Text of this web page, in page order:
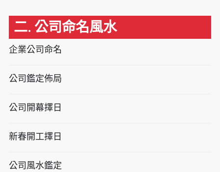
二. 公司命名風水
企業公司命名
公司鑑定佈局
公司開幕擇日
新春開工擇日
公司風水鑑定